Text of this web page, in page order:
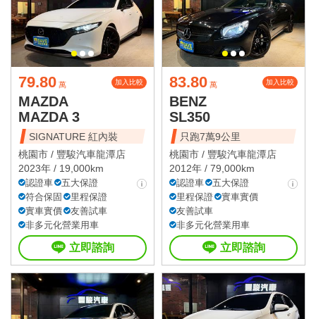
79.80 萬 加入比較
MAZDA
MAZDA 3
SIGNATURE 紅內裝
桃園市 / 豐駿汽車龍潭店
2023年 / 19,000km
認證車
五大保證
符合保固
里程保證
實車實價
友善試車
非多元化營業用車
立即諮詢
83.80 萬 加入比較
BENZ
SL350
只跑7萬9公里
桃園市 / 豐駿汽車龍潭店
2012年 / 79,000km
認證車
五大保證
里程保證
實車實價
友善試車
非多元化營業用車
立即諮詢